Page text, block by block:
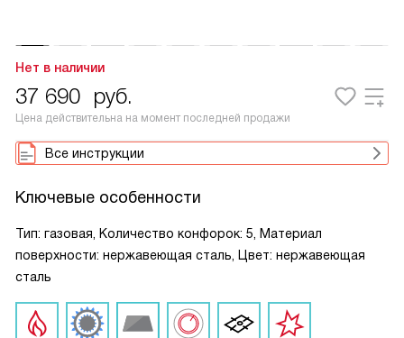
Нет в наличии
37 690 руб.
Цена действительна на момент последней продажи
Все инструкции
Ключевые особенности
Тип: газовая, Количество конфорок: 5, Материал
поверхности: нержавеющая сталь, Цвет: нержавеющая
сталь